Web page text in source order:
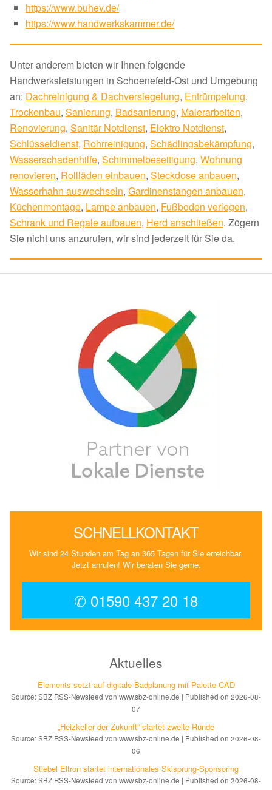
https://www.buhev.de/
https://www.handwerkskammer.de/
Unter anderem bieten wir Ihnen folgende
Handwerksleistungen in Schoenefeld-Ost und Umgebung
an: Dachreinigung & Dachversiegelung, Entrümpelung,
Trockenbau, Sanierung, Badsanierung, Malerarbeiten,
Renovierung, Sanitär Notdienst, Elektro Notdienst,
Schlüsseldienst, Rohrreinigung, Schädlingsbekämpfung,
Wasserschadenhilfe, Schimmelbeseitigung, Wohnung
renovieren, Rollläden einbauen, Steckdose anbauen,
Wasserhahn auswechseln, Gardinenstangen anbauen,
Küchenmontage, Lampe anbauen, Fußboden verlegen,
Schrank und Regale aufbauen, Herd anschließen. Zögern
Sie nicht uns anzurufen, wir sind jederzeit für Sie da.
SCHNELLKONTAKT
Wir sind 24 Stunden am Tag an 365 Tagen für Sie erreichbar.
Jetzt anrufen! Wir beraten Sie gerne.
✆ 01590 437 20 18
Aktuelles
Elements setzt auf di­gi­ta­le Bad­pla­nung mit Palette CAD
Source: SBZ RSS-Newsfeed von www.sbz-online.de
Published on 2026-08-
07
„Heizkeller der Zu­kunft“ star­tet zwei­te Run­de
Source: SBZ RSS-Newsfeed von www.sbz-online.de
Published on 2026-08-
06
Stiebel Eltron startet internatio­nales Ski­sprung-Spon­soring
Source: SBZ RSS-Newsfeed von www.sbz-online.de
Published on 2026-08-